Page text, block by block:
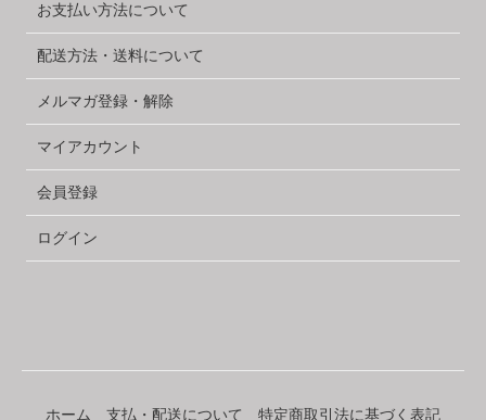
お支払い方法について
配送方法・送料について
メルマガ登録・解除
マイアカウント
会員登録
ログイン
ホーム 支払・配送について 特定商取引法に基づく表記